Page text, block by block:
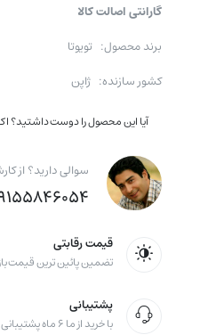
گارانتی اصالت کالا
برند محصول: تویوتا
کشور سازنده: ژاپن
آیا این محصول را دوست داشتید؟
سوالی دارید؟ از
۹۱۵۵۸۴۶۰۵۴
قیمت رقابتی
تضمین پائین ترین قیمت
پشتیبانی
با خرید از ما ۶ ماه پشتیبانی دریافت کنید